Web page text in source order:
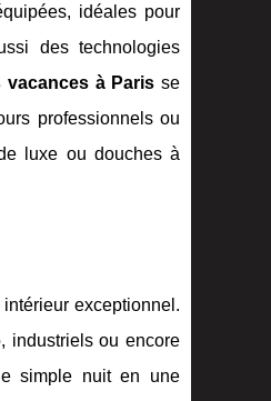
idéales pour
des technologies
vacances à Paris se
professionnels ou
luxe ou douches à
exceptionnel.
industriels ou encore
simple nuit en une